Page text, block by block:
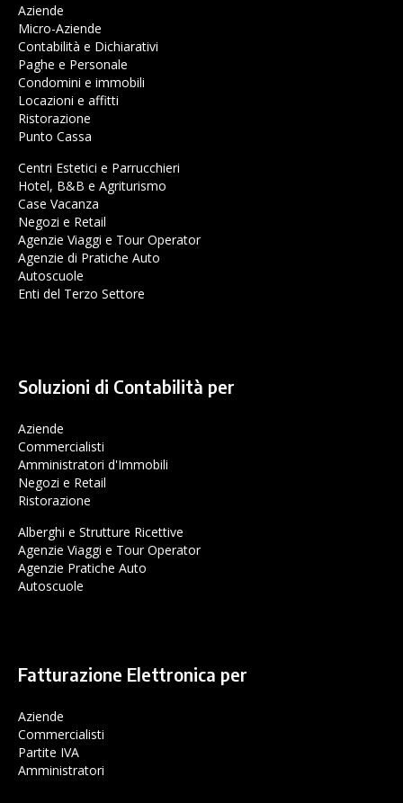
Aziende
Micro-Aziende
Contabilità e Dichiarativi
Paghe e Personale
Condomini e immobili
Locazioni e affitti
Ristorazione
Punto Cassa
Centri Estetici e Parrucchieri
Hotel, B&B e Agriturismo
Case Vacanza
Negozi e Retail
Agenzie Viaggi e Tour Operator
Agenzie di Pratiche Auto
Autoscuole
Enti del Terzo Settore
Soluzioni di Contabilità per
Aziende
Commercialisti
Amministratori d'Immobili
Negozi e Retail
Ristorazione
Alberghi e Strutture Ricettive
Agenzie Viaggi e Tour Operator
Agenzie Pratiche Auto
Autoscuole
Fatturazione Elettronica per
Aziende
Commercialisti
Partite IVA
Amministratori